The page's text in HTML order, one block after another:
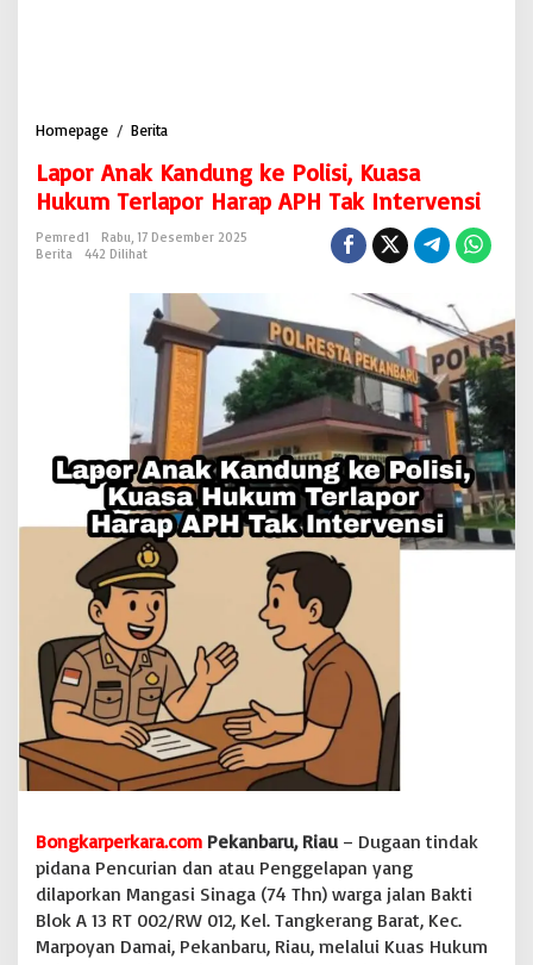
Homepage / Berita
p
o
r
A
K
a
n
d
u
n
k
e
P
o
i
K
u
a
s
a
H
u
u
T
e
r
l
Lapor Anak Kandung ke Polisi, Kuasa
Hukum Terlapor Harap APH Tak Intervensi
Pemred1
Rabu, 17 Desember 2025
Berita
442 Dilihat
Bongkarperkara.com Pekanbaru, Riau – Dugaan tindak
pidana Pencurian dan atau Penggelapan yang
dilaporkan Mangasi Sinaga (74 Thn) warga jalan Bakti
Blok A 13 RT 002/RW 012, Kel. Tangkerang Barat, Kec.
Marpoyan Damai, Pekanbaru, Riau, melalui Kuas Hukum